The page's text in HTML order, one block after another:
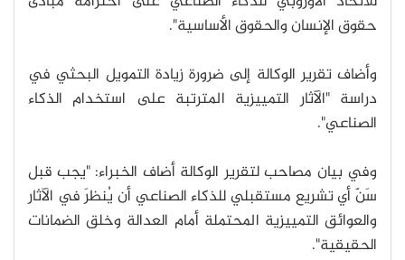
حقوق الإنسان والحقوق الأساسية".
وأضاف تقرير الوكالة إلى ضرورة زيادة التمويل البحثي في
دراسة "الآثار التمييزية المترتبة على استخدام الذكاء
الصناعي".
وفي بيان مصاحب لتقرير الوكالة أضاف الخبراء: "يجب قبل
سَنّ أي تشريع مستقبلي للذكاء الصناعي أن يُنظرَ في الآثار
والعوائق التمييزية المحتملة أمام العدالة وخلق الضمانات
الحقيقية".